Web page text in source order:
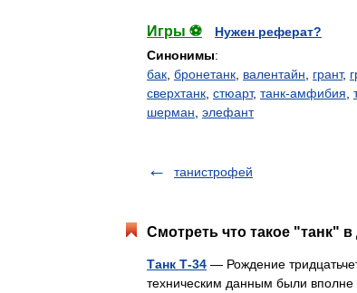
Игры ⚽
Нужен реферат?
Синонимы:
бак бронетанк валентайн грант,
сверхтанк стюарт, танк-амфибия
шерман элефант
танистрофей
Смотреть что такое "танк" в
Танк Т-34 — Рождение
техническим данным были вполне